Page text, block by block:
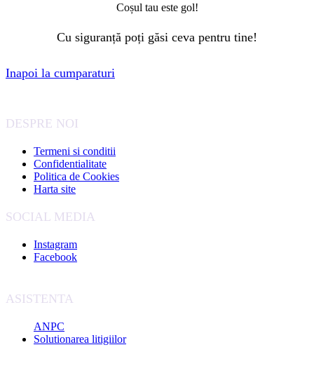
Coșul tau este gol!
Cu siguranță poți găsi ceva pentru tine!
Inapoi la cumparaturi
DESPRE NOI
Termeni si conditii
Confidentialitate
Politica de Cookies
Harta site
SOCIAL MEDIA
Instagram
Facebook
ASISTENTA
ANPC
Solutionarea litigiilor